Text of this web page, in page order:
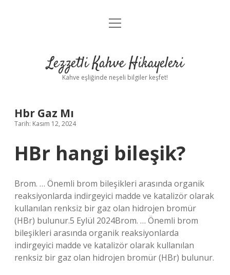
Anasayfa
Yasal Uyarı
menüyü
Lezzetli Kahve Hikayeleri
Kahve eşliğinde neşeli bilgiler keşfet!
Hbr Gaz Mı
Tarih: Kasım 12, 2024
HBr hangi bileşik?
Brom. … Önemli brom bileşikleri arasında organik
reaksiyonlarda indirgeyici madde ve katalizör olarak
kullanılan renksiz bir gaz olan hidrojen bromür
(HBr) bulunur.5 Eylül 2024Brom. … Önemli brom
bileşikleri arasında organik reaksiyonlarda
indirgeyici madde ve katalizör olarak kullanılan
renksiz bir gaz olan hidrojen bromür (HBr) bulunur.